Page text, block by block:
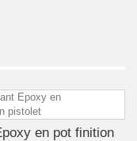
en pot finition